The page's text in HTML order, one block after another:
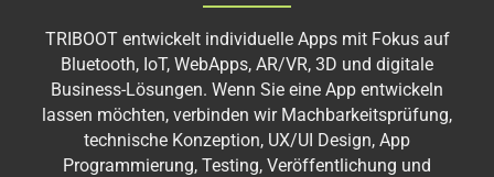
TRIBOOT entwickelt individuelle Apps mit Fokus auf
Bluetooth, IoT, WebApps, AR/VR, 3D und digitale
Business-Lösungen. Wenn Sie eine App entwickeln
lassen möchten, verbinden wir Machbarkeitsprüfung,
technische Konzeption, UX/UI Design, App
Programmierung, Testing, Veröffentlichung und